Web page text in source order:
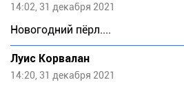
14:02, 31 декабря 2021
Новогодний пёрл....
Луис Корвалан
14:20, 31 декабря 2021